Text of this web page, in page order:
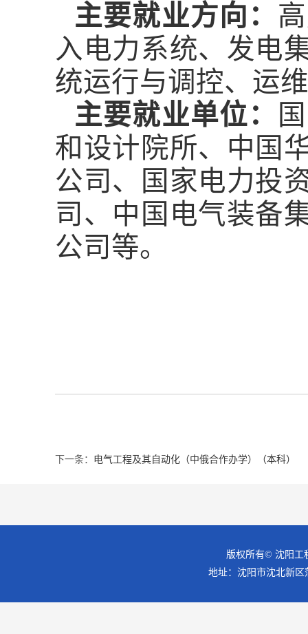
主要就业方向：
入电力系统、发电
统运行与调控、运
主要就业单位：
和设计院所、中国
公司、国家电力投
司、中国电气装备
公司等。
下一条： 电气工程及其自动化（中俄合作办学）（本科）
版权所有© 沈阳工
地址：沈阳市沈北新区